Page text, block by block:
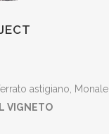
astigiano, Monale,
VIGNETO